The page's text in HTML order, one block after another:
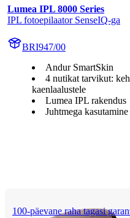
Lumea IPL 8000 Series
IPL fotoepilaator SenseIQ-ga
BRI947/00
Andur SmartSkin
4 nutikat tarvikut:
kaenlaalustele
Lumea IPL rakendus
Juhtmega kasutamine
100-päevane raha tagasi